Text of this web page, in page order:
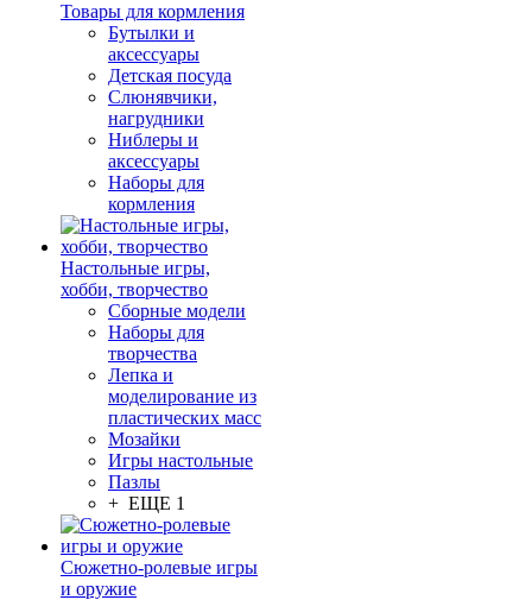
Товары для кормления
Бутылки и
аксессуары
Детская посуда
Слюнявчики,
нагрудники
Ниблеры и
аксессуары
Наборы для
кормления
Настольные игры,
хобби, творчество
Сборные модели
Наборы для
творчества
Лепка и
моделирование из
пластических масс
Мозайки
Игры настольные
Пазлы
+ ЕЩЕ 1
Сюжетно-ролевые игры
и оружие